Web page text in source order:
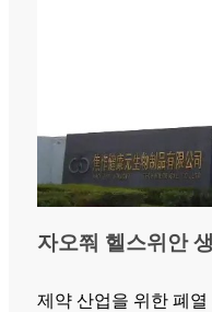
자오쭤 헬스위안
제약 산업을 위한 폐열